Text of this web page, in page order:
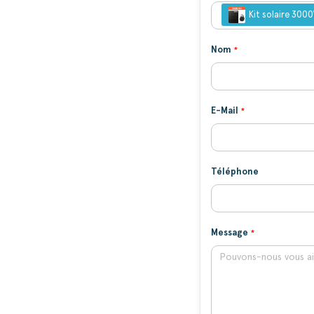
Kit solaire
Nom
E-Mail
Téléphone
Message